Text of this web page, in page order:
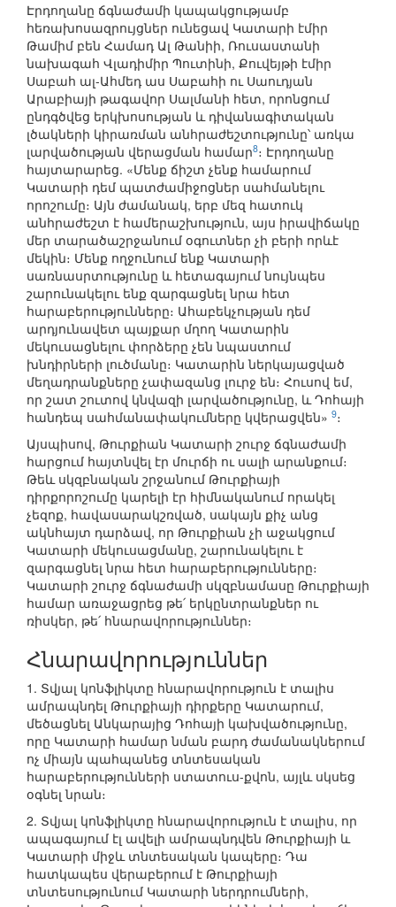
Էրդողանը ճգնաժամի կապակցությամբ
հեռախոսազրույցներ ունեցավ Կատարի էմիր
Թամիմ բեն Համադ Ալ Թանիի, Ռուսաստանի
նախագահ Վլադիմիր Պուտինի, Քուվեյթի էմիր
Սաբահ ալ-Ահմեդ աս Սաբահի ու Սաուդյան
Արաբիայի թագավոր Սալմանի հետ, որոնցում
ընդգծվեց երկխոսության և դիվանագիտական
լծակների կիրառման անհրաժեշտությունը՝ առկա
լարվածության վերացման համար8։ Էրդողանը
հայտարարեց. «Մենք ճիշտ չենք համարում
Կատարի դեմ պատժամիջոցներ սահմանելու
որոշումը։ Այն ժամանակ, երբ մեզ հատուկ
անհրաժեշտ է համերաշխություն, այս իրավիճակը
մեր տարածաշրջանում օգուտներ չի բերի որևէ
մեկին։ Մենք ողջունում ենք Կատարի
սառնասրտությունը և հետագայում նույնպես
շարունակելու ենք զարգացնել նրա հետ
հարաբերությունները։ Ահաբեկչության դեմ
արդյունավետ պայքար մղող Կատարին
մեկուսացնելու փորձերը չեն նպաստում
խնդիրների լուծմանը։ Կատարին ներկայացված
մեղադրանքները չափազանց լուրջ են։ Հուսով եմ,
որ շատ շուտով կնվազի լարվածությունը, և Դոհայի
հանդեպ սահմանափակումները կվերացվեն» 9։
Այսպիսով, Թուրքիան Կատարի շուրջ ճգնաժամի
հարցում հայտնվել էր մուրճի ու սալի արանքում։
Թեև սկզբնական շրջանում Թուրքիայի
դիրքորոշումը կարելի էր հիմնականում որակել
չեզոք, հավասարակշռված, սակայն քիչ անց
ակնհայտ դարձավ, որ Թուրքիան չի աջակցում
Կատարի մեկուսացմանը, շարունակելու է
զարգացնել նրա հետ հարաբերությունները։
Կատարի շուրջ ճգնաժամի սկզբնամասը Թուրքիայի
համար առաջացրեց թե՛ երկընտրանքներ ու
ռիսկեր, թե՛ հնարավորություններ։
Հնարավորություններ
1. Տվյալ կոնֆլիկտը հնարավորություն է տալիս
ամրապնդել Թուրքիայի դիրքերը Կատարում,
մեծացնել Անկարայից Դոհայի կախվածությունը,
որը Կատարի համար նման բարդ ժամանակներում
ոչ միայն պահպանեց տնտեսական
հարաբերությունների ստատուս-քվոն, այլև սկսեց
օգնել նրան։
2. Տվյալ կոնֆլիկտը հնարավորություն է տալիս, որ
ապագայում էլ ավելի ամրապնդվեն Թուրքիայի և
Կատարի միջև տնտեսական կապերը։ Դա
հատկապես վերաբերում է Թուրքիայի
տնտեսությունում Կատարի ներդրումների,